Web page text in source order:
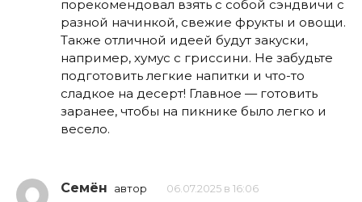
порекомендовал взять с собой сэндвичи с
разной начинкой, свежие фрукты и овощи.
Также отличной идеей будут закуски,
например, хумус с гриссини. Не забудьте
подготовить легкие напитки и что-то
сладкое на десерт! Главное — готовить
заранее, чтобы на пикнике было легко и
весело.
Семён автор 06.07.2025 в 16:06